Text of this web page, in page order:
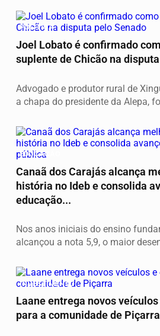
POLÍTICA
Joel Lobato é confirmado
suplente de Chicão na
Advogado e produtor rural de
a chapa do presidente da Alepa,
EDUCAÇÃO
Canaã dos Carajás alcança
história no Ideb e consolida
educação...
Nos anos iniciais do ensino
alcançou a nota 5,9, o maior
INVESTIMENTO
Laane entrega novos
para a comunidade de Piçarra